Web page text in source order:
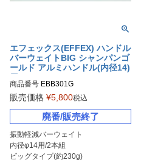
エフェックス(EFFEX) ハンドル
バーウェイトBIG シャンパンゴ
ールド アルミハンドル(内径14)
商品番号 EBB301G
販売価格 ¥5,800税込
廃番/販売終了
振動軽減バーウェイト
内径φ14用/2本組
ビッグタイプ(約230g)